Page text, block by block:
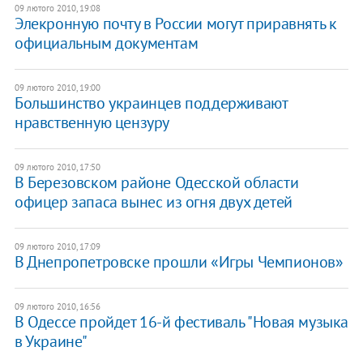
09 лютого 2010, 19:08
Элекронную почту в России могут приравнять к
официальным документам
09 лютого 2010, 19:00
Большинство украинцев поддерживают
нравственную цензуру
09 лютого 2010, 17:50
В Березовском районе Одесской области
офицер запаса вынес из огня двух детей
09 лютого 2010, 17:09
В Днепропетровске прошли «Игры Чемпионов»
09 лютого 2010, 16:56
В Одессе пройдет 16-й фестиваль "Новая музыка
в Украине"